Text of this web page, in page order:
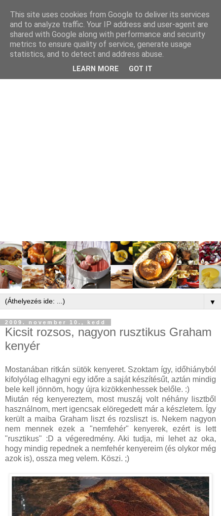
▼
2009. november 10., kedd
Kicsit rozsos, nagyon rusztikus Graham
kenyér
Mostanában ritkán sütök kenyeret. Szoktam így, időhiányból
kifolyólag elhagyni egy időre a saját készítésűt, aztán mindig
bele kell jönnöm, hogy újra kizökkenhessek belőle. :)
Miután rég kenyereztem, most muszáj volt néhány lisztből
használnom, mert igencsak elöregedett már a készletem. Így
került a maiba Graham liszt és rozsliszt is. Nekem nagyon
nem mennek ezek a "nemfehér" kenyerek, ezért is lett
"rusztikus" :D a végeredmény. Aki tudja, mi lehet az oka,
hogy mindig repednek a nemfehér kenyereim (és olykor még
azok is), ossza meg velem. Köszi. ;)
This site uses cookies from Google to deliver its services
and to analyze traffic. Your IP address and user-agent are
shared with Google along with performance and security
metrics to ensure quality of service, generate usage
statistics, and to detect and address abuse.
LEARN MORE GOT IT